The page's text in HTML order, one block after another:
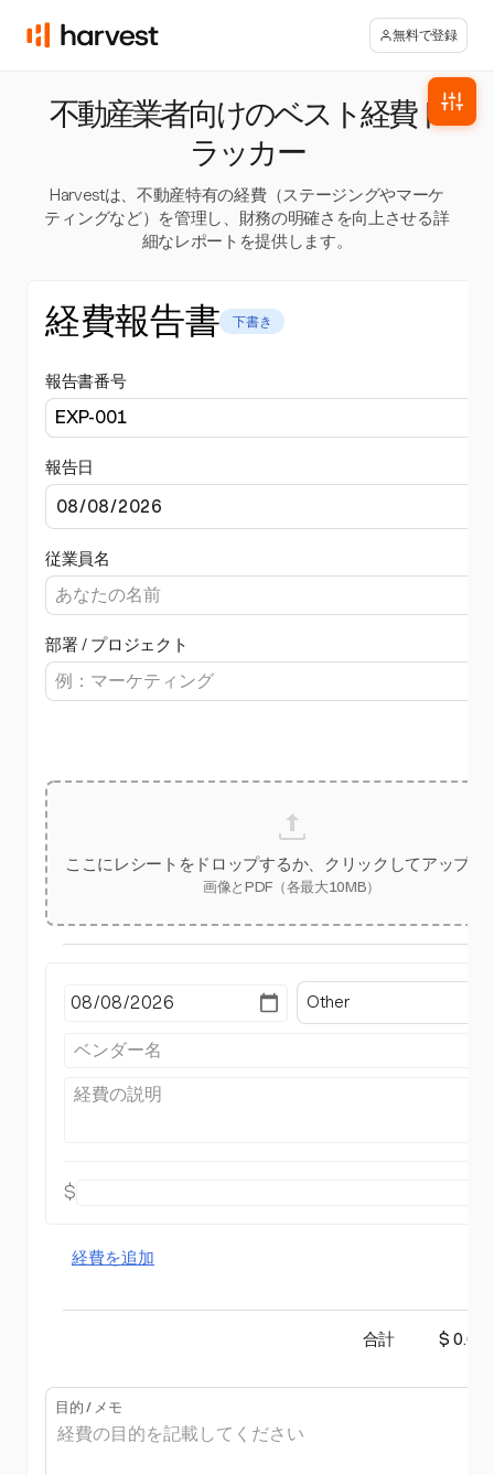
無料で登録
不動産業者向けのベスト経費ト
ラッカー
Harvestは、不動産特有の経費（ステージングやマーケ
ティングなど）を管理し、財務の明確さを向上させる詳
細なレポートを提供します。
経費報告書 下書き
報告書番号
報告日
従業員名
部署 / プロジェクト
ここにレシートをドロップするか、クリックしてアップロ
画像とPDF（各最大10MB）
Other
$
経費を追加
合計 $ 0.00
目的 / メモ